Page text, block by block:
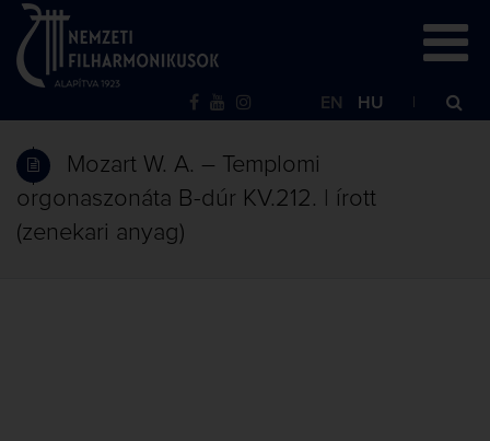
EN HU
Mozart W. A. – Templomi
orgonaszonáta B-dúr KV.212. | írott
(zenekari anyag)